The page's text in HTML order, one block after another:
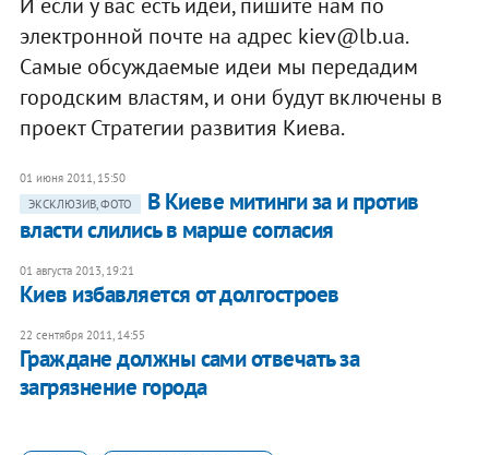
И если у вас есть идеи, пишите нам по
электронной почте на адрес kiev@lb.ua.
Самые обсуждаемые идеи мы передадим
городским властям, и они будут включены в
проект Стратегии развития Киева.
01 июня 2011, 15:50
ЭКСКЛЮЗИВ, ФОТО
В Киеве митинги за и против
власти слились в марше согласия
01 августа 2013, 19:21
Киев избавляется от долгостроев
22 сентября 2011, 14:55
Граждане должны сами отвечать за
загрязнение города